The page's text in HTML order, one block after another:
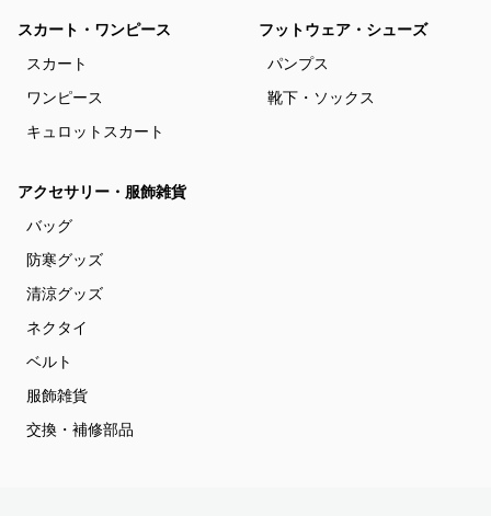
スカート・ワンピース
スカート
ワンピース
キュロットスカート
フットウェア・シューズ
パンプス
靴下・ソックス
アクセサリー・服飾雑貨
バッグ
防寒グッズ
清涼グッズ
ネクタイ
ベルト
服飾雑貨
交換・補修部品